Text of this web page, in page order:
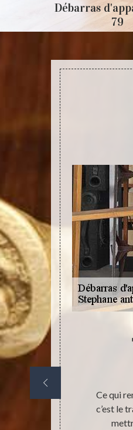
Débarras
79
Ce qui
c’est le